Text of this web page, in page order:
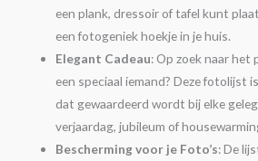
een plank, dressoir of tafel kunt
een fotogeniek hoekje in je huis.
Elegant Cadeau: Op zoek naar het
een speciaal iemand? Deze fotolijst
dat gewaardeerd wordt bij elke
verjaardag, jubileum of
Bescherming voor je Foto’s: De